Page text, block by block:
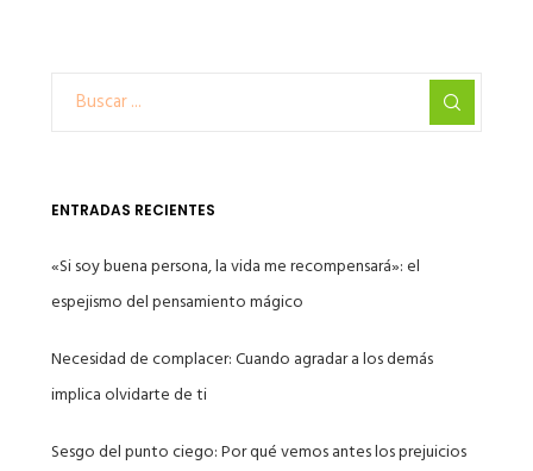
ENTRADAS RECIENTES
«Si soy buena persona, la vida me recompensará»: el
espejismo del pensamiento mágico
Necesidad de complacer: Cuando agradar a los demás
implica olvidarte de ti
Sesgo del punto ciego: Por qué vemos antes los prejuicios